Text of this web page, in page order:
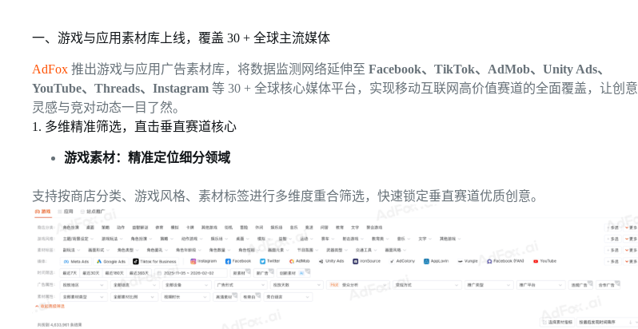
一、游戏与应用素材库上线，覆盖 30 + 全球主流媒体
AdFox 推出游戏与应用广告素材库，将数据监测网络延伸至 Facebook、TikTok、AdMob、Unity Ads、
YouTube、Threads、Instagram 等 30 + 全球核心媒体平台，实现移动互联网高价值赛道的全面覆盖，让创意
灵感与竞对动态一目了然。
1. 多维精准筛选，直击垂直赛道核心
游戏素材：精准定位细分领域
支持按商店分类、游戏风格、素材标签进行多维度重合筛选，快速锁定垂直赛道优质创意。